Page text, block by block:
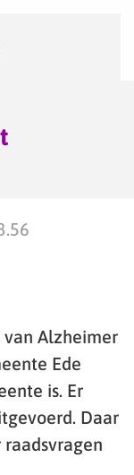
van Alzheimer
Ede
is. Er
Daar